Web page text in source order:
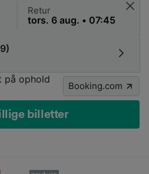
Retur
på ophold
Booking.com
billetter